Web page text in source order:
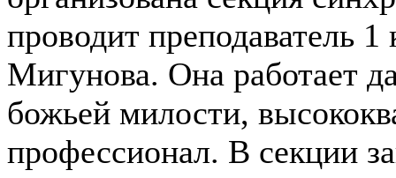
проводит преподаватель
Мигунова. Она работает
божьей милости,
профессионал. В секции